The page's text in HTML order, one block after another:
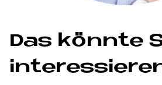
Das könnte